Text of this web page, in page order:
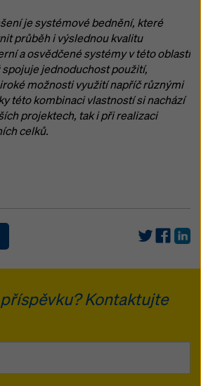
je systémové bednění, které
průběh i výslednou kvalitu
a osvědčené systémy v této oblasti
jednoduchost použití,
možnosti využití napříč různými
této kombinaci vlastností si nachází
projektech, tak i při realizaci
celků.
Kontaktujte